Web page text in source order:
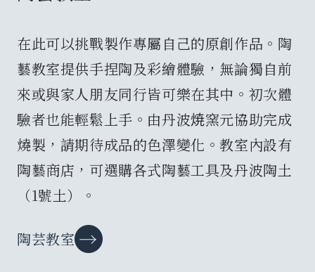
在此可以挑戰製作專屬自己的原創作品。陶
藝教室提供手捏陶及彩繪體驗，無論獨自前
來或與家人朋友同行皆可樂在其中。初次體
驗者也能輕鬆上手。由丹波焼窯元協助完成
燒製，請期待成品的色澤變化。教室內設有
陶藝商店，可選購各式陶藝工具及丹波陶土
（1號土）。
陶芸教室